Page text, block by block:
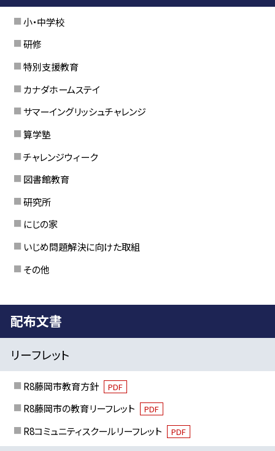
小・中学校
研修
特別支援教育
カナダホームステイ
サマーイングリッシュチャレンジ
算学塾
チャレンジウィーク
図書館教育
研究所
にじの家
いじめ問題解決に向けた取組
その他
配布文書
リーフレット
R8藤岡市教育方針 PDF
R8藤岡市の教育リーフレット PDF
R8コミュニティスクールリーフレット PDF